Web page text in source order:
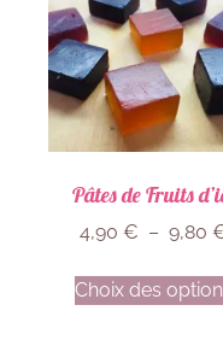
Pâtes de Fruits
4,90 € – 9,80
Choix des